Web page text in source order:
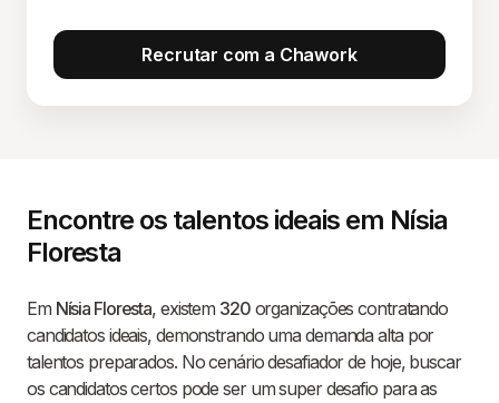
Recrutar com a Chawork
Encontre os talentos ideais em Nísia
Floresta
Em Nísia Floresta, existem 320organizações contratando
candidatos ideais, demonstrando uma demanda alta por
talentos preparados. No cenário desafiador de hoje, buscar
os candidatos certos pode ser um super desafio para as